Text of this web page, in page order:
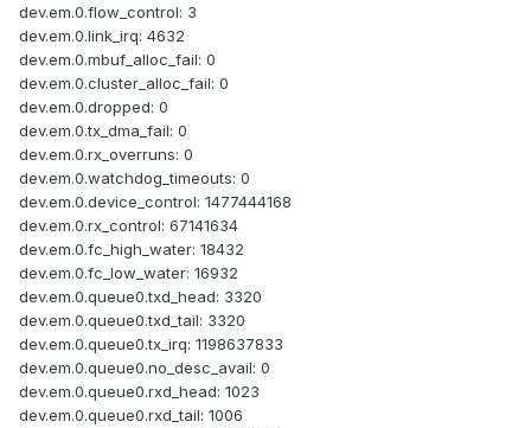
dev.em.0.flow_control: 3
dev.em.0.link_irq: 4632
dev.em.0.mbuf_alloc_fail: 0
dev.em.0.cluster_alloc_fail: 0
dev.em.0.dropped: 0
dev.em.0.tx_dma_fail: 0
dev.em.0.rx_overruns: 0
dev.em.0.watchdog_timeouts: 0
dev.em.0.device_control: 1477444168
dev.em.0.rx_control: 67141634
dev.em.0.fc_high_water: 18432
dev.em.0.fc_low_water: 16932
dev.em.0.queue0.txd_head: 3320
dev.em.0.queue0.txd_tail: 3320
dev.em.0.queue0.tx_irq: 1198637833
dev.em.0.queue0.no_desc_avail: 0
dev.em.0.queue0.rxd_head: 1023
dev.em.0.queue0.rxd_tail: 1006